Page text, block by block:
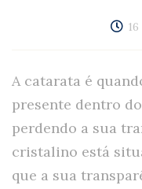
A catarata é
presente dentro
perdendo a sua
cristalino está
que a sua